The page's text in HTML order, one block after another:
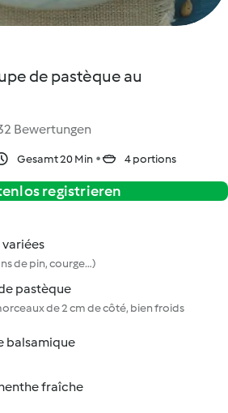
de pastèque au
Bewertungen
Gesamt 20 Min 4 portions
registrieren
variées
de pin, courge…)
pastèque
de 2 cm de côté, bien froids
balsamique
fraîche